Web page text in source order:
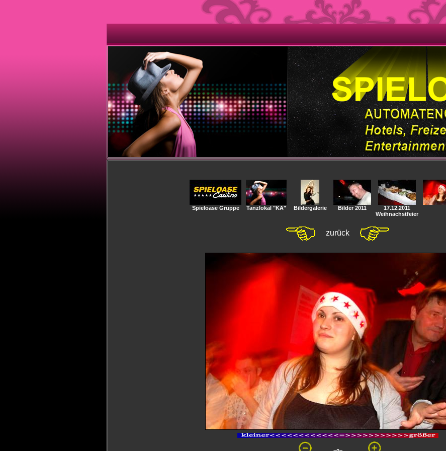
Spieloase Gruppe Tanzlokal "KA" Bildergalerie Bilder 2011
17.12.2011
Weihnachstfeier
zurück